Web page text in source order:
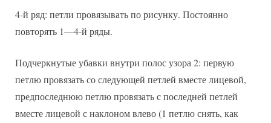
4-й ряд: петли провязывать по рисунку. Постоянно
повторять 1—4-й ряды.
Подчеркнутые убавки внутри полос узора 2: первую
петлю провязать со следующей петлей вместе лицевой,
предпоследнюю петлю провязать с последней петлей
вместе лицевой с наклоном влево (1 петлю снять, как